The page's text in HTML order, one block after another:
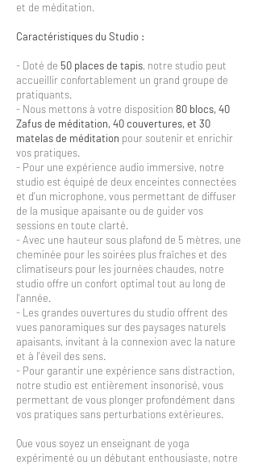
et de méditation.
Caractéristiques du Studio :
- Doté de 50 places de tapis, notre studio peut
accueillir confortablement un grand groupe de
pratiquants.
- Nous mettons à votre disposition 80 blocs, 40
Zafus de méditation, 40 couvertures, et 30
matelas de méditation pour soutenir et enrichir
vos pratiques.
- Pour une expérience audio immersive, notre
studio est équipé de deux enceintes connectées
et d'un microphone, vous permettant de diffuser
de la musique apaisante ou de guider vos
sessions en toute clarté.
- Avec une hauteur sous plafond de 5 mètres, une
cheminée pour les soirées plus fraîches et des
climatiseurs pour les journées chaudes, notre
studio offre un confort optimal tout au long de
l'année.
- Les grandes ouvertures du studio offrent des
vues panoramiques sur des paysages naturels
apaisants, invitant à la connexion avec la nature
et à l'éveil des sens.
- Pour garantir une expérience sans distraction,
notre studio est entièrement insonorisé, vous
permettant de vous plonger profondément dans
vos pratiques sans perturbations extérieures.
Que vous soyez un enseignant de yoga
expérimenté ou un débutant enthousiaste, notre